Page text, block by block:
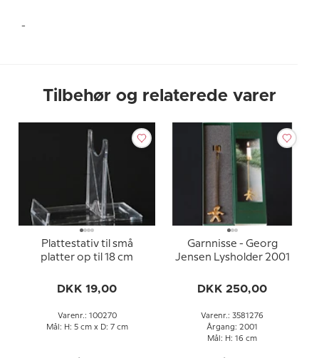
-
Tilbehør og relaterede varer
Plattestativ til små
platter op til 18 cm
DKK 19,00
Varenr.: 100270
Mål: H: 5 cm x D: 7 cm
Garnnisse - Georg
Jensen Lysholder 2001
DKK 250,00
Varenr.: 3581276
Årgang: 2001
Mål: H: 16 cm